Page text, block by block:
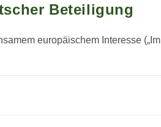
Beteiligung
europäischem Interesse